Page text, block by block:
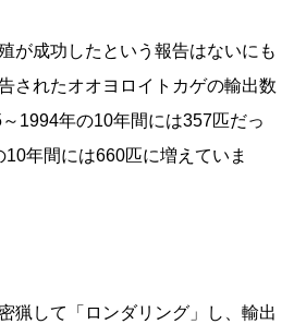
が成功したという報告はないにも
されたオオヨロイトカゲの輸出数
1994年の10年間には357匹だっ
年間には660匹に増えていま
猟して「ロンダリング」し、輸出